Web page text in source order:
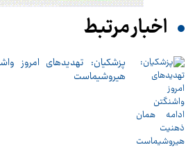
اخبار مرتبط
پزشکیان: تهدیدهای امروز
هیروشیماست